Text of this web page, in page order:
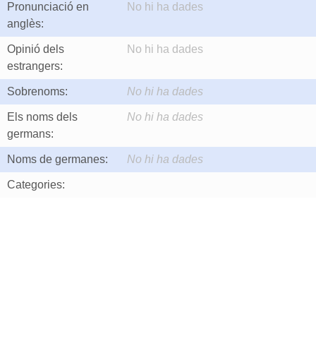
Pronunciació en
anglès:
No hi ha dades
Opinió dels
estrangers:
No hi ha dades
Sobrenoms: No hi ha dades
Els noms dels
germans:
No hi ha dades
Noms de germanes: No hi ha dades
Categories: